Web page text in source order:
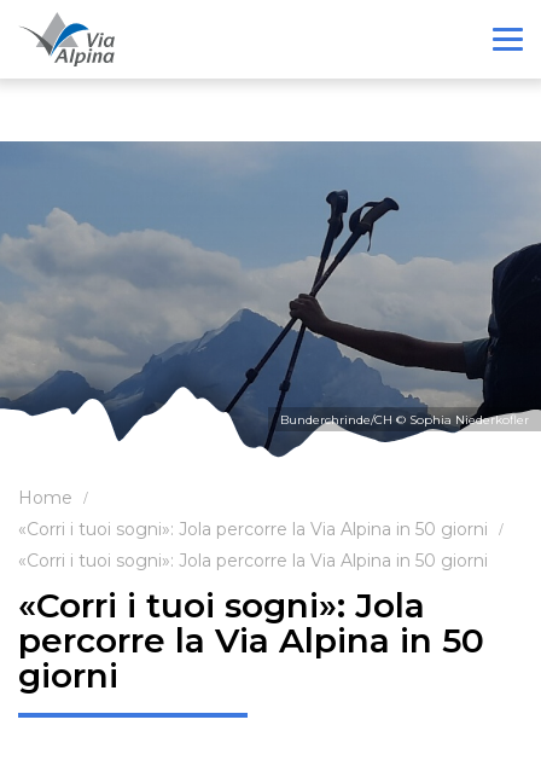
«Corri i tuoi sogni»: Jola percorre la
Via Alpina in 50 giorni
Bunderchrinde/CH © Sophia Niederkofler
Home
«Corri i tuoi sogni»: Jola percorre la Via Alpina in 50 giorni
«Corri i tuoi sogni»: Jola percorre la Via Alpina in 50 giorni
«Corri i tuoi sogni»: Jola
percorre la Via Alpina in 50
giorni